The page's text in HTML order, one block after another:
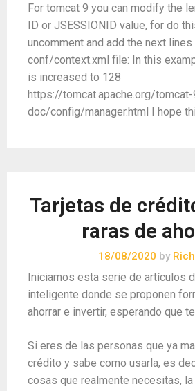
For tomcat 9 you can modify the
ID or JSESSIONID value, for do
uncomment and add the next lines
conf/context.xml file: In this
is increased to 128
https://tomcat.apache.org/tomcat-
doc/config/manager.html I hope
Tarjetas de
raras de
18/08/2020 by
Iniciamos esta serie de artículos
inteligente donde se proponen
ahorrar e invertir, esperando que
Si eres de las personas que ya
crédito y sabe como usarla, es
cosas que realmente necesitas,